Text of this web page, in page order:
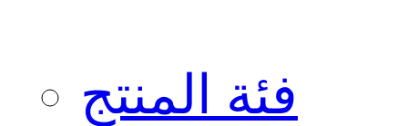
فئة المنتج